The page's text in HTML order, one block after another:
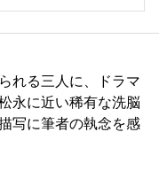
れる三人に、ドラマ
永に近い稀有な洗脳
写に筆者の執念を感